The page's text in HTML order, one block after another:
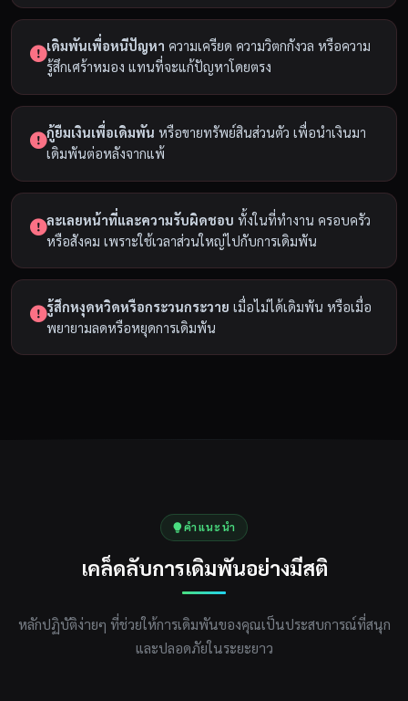
เดิมพันเพื่อหนีปัญหา ความเครียด ความวิตกกังวล หรือความ
รู้สึกเศร้าหมอง แทนที่จะแก้ปัญหาโดยตรง
กู้ยืมเงินเพื่อเดิมพัน หรือขายทรัพย์สินส่วนตัว เพื่อนำเงินมา
เดิมพันต่อหลังจากแพ้
ละเลยหน้าที่และความรับผิดชอบ ทั้งในที่ทำงาน ครอบครัว
หรือสังคม เพราะใช้เวลาส่วนใหญ่ไปกับการเดิมพัน
รู้สึกหงุดหวิดหรือกระวนกระวาย เมื่อไม่ได้เดิมพัน หรือเมื่อ
พยายามลดหรือหยุดการเดิมพัน
คำแนะนำ
เคล็ดลับการเดิมพันอย่างมีสติ
หลักปฏิบัติง่ายๆ ที่ช่วยให้การเดิมพันของคุณเป็นประสบการณ์ที่สนุก
และปลอดภัยในระยะยาว